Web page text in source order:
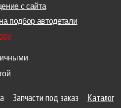
с сайта
подбор автодетали
Запчасти под заказ
Каталог